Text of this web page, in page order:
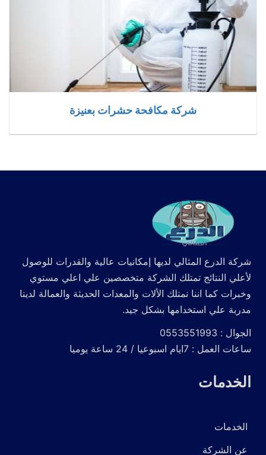
شركة مكافحة حشرات بعنيزة
شركة الدرع المثالي لديها إمكانيات عالية والقدرات للوصول
لأعلي النتائج تمتلك الشركة متخصصين علي اعلي مستوي
وخبرات كما اننا نمتلك الألات والمعدات الحديثة والعمالة لدينا
مدربة علي استخدامها بشكل جيد.
الجوال : 0553551993
ساعات العمل : 7ايام اسبوعيا / 24 ساعة يوميا
الخدمات
الخدمات
عن الشركة